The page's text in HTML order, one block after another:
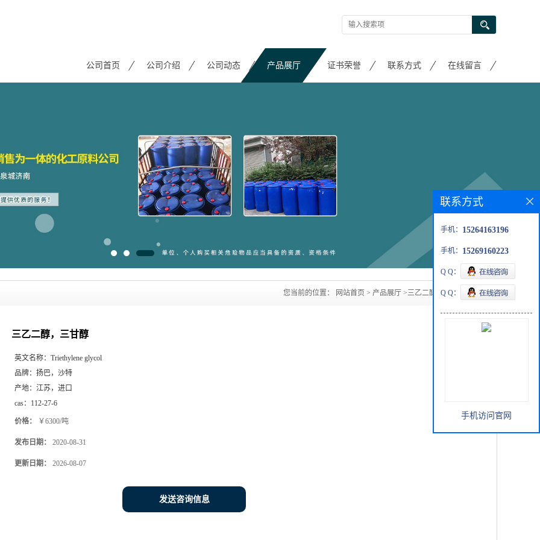
公司首页 公司介绍 公司动态 产品展厅 证书荣誉 联系方式 在线留言
您当前的位置： 网站首页 > 产品展厅 >三乙二醇，三甘醇
三乙二醇，三甘醇
英文名称： Triethylene glycol
品牌： 扬巴，沙特
产地： 江苏，进口
cas： 112-27-6
价格： ￥6300/吨
发布日期： 2020-08-31
更新日期： 2026-08-07
发送咨询信息
联系方式
手机： 15264163196
手机： 15269160223
Q Q：
Q Q：
手机访问官网